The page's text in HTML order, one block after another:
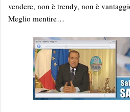
vendere, non è trendy, non è
Meglio mentire…